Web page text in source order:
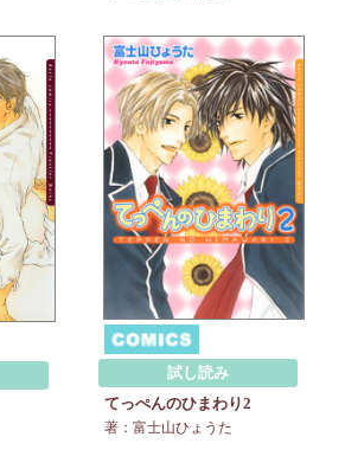
試し読み
てっぺんのひまわり2
著：富士山ひょうた